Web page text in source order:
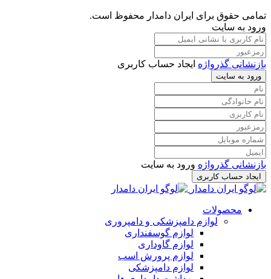
تمامی حقوق برای ایران دامدار محفوظ است.
ورود به سایت
بازنشانی گذرواژه ایجاد حساب کاربری
ورود به سایت
بازنشانی گذرواژه ورود به سایت
ایجاد حساب کاربری
محصولات
لوازم دامپزشکی و دامپروری
لوازم گوسفنداری
لوازم گاوداری
لوازم پرورش اسب
لوازم دامپزشکی